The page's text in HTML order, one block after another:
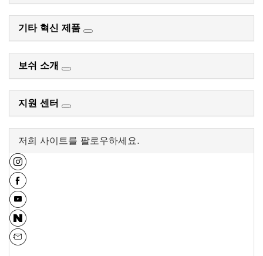
기타 혁신 제품
보쉬 소개
지원 센터
저희 사이트를 팔로우하세요.